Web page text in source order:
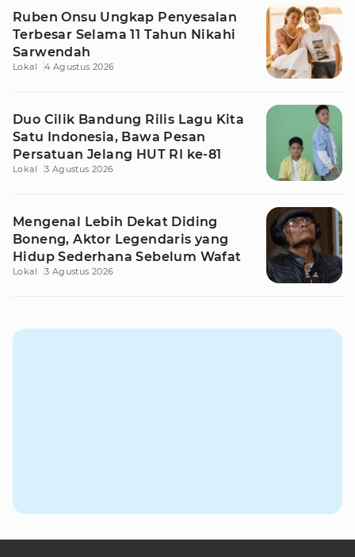
Ruben Onsu Ungkap Penyesalan
Terbesar Selama 11 Tahun Nikahi
Sarwendah
Lokal 4 Agustus 2026
Duo Cilik Bandung Rilis Lagu Kita
Satu Indonesia, Bawa Pesan
Persatuan Jelang HUT RI ke-81
Lokal 3 Agustus 2026
Mengenal Lebih Dekat Diding
Boneng, Aktor Legendaris yang
Hidup Sederhana Sebelum Wafat
Lokal 3 Agustus 2026